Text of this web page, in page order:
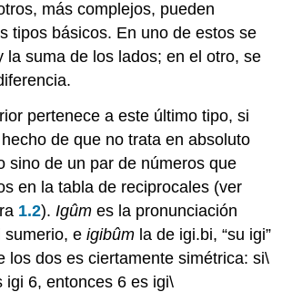
más complejos, pueden
tipos básicos. En uno de estos se
la suma de los lados; en el otro, se
pertenece a este último tipo, si
de que no trata en absoluto
sino de un par de números que
en la tabla de reciprocales (ver
1.2). Igûm es la pronunciación
sumerio, eigibûm la de igi.bi, “su igi”
los dos es ciertamente simétrica: si\
igi 6, entonces 6 es igi\